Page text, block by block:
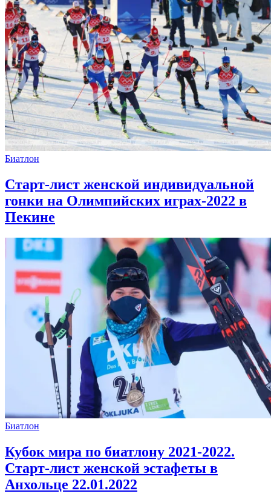
Биатлон
Старт-лист женской индивидуальной
гонки на Олимпийских играх-2022 в
Пекине
Биатлон
Кубок мира по биатлону 2021-2022.
Старт-лист женской эстафеты в
Анхольце 22.01.2022